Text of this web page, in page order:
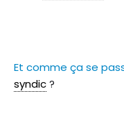
Et comme ça se
syndic?